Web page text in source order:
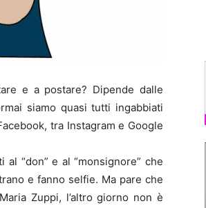
e a postare? Dipende dalle
siamo quasi tutti ingabbiati
tra Instagram e Google
“don” e al “monsignore” che
e fanno selfie. Ma pare che
Zuppi, l’altro giorno non è